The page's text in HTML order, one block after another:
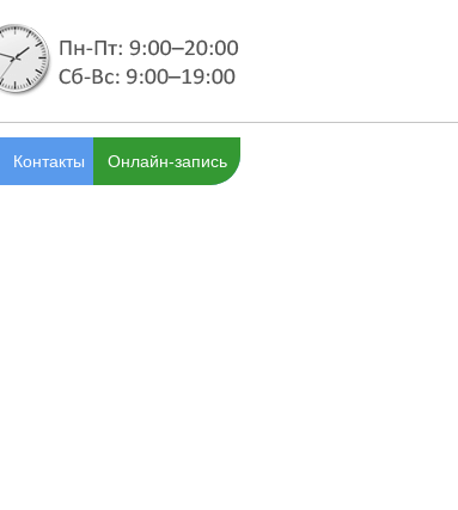
Контакты Онлайн-запись